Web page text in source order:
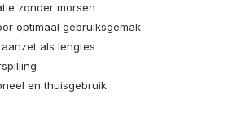
zonder morsen
optimaal gebruiksgemak
als lengtes
en thuisgebruik